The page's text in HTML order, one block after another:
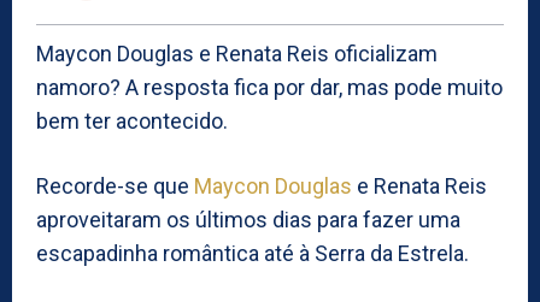
Maycon Douglas e Renata Reis oficializam
namoro? A resposta fica por dar, mas pode muito
bem ter acontecido.
Recorde-se que Maycon Douglas e Renata Reis
aproveitaram os últimos dias para fazer uma
escapadinha romântica até à Serra da Estrela.